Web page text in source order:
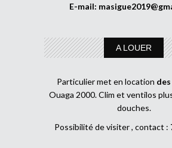
E-mail:
A LOUER
Particulier met en location
Ouaga 2000. Clim et ventilos
douches.
Possibilité de visiter , contact :